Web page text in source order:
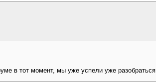
в тот момент, мы уже успели уже